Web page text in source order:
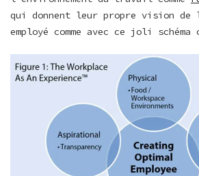
qui donnent leur propre vision de
employé comme avec ce joli